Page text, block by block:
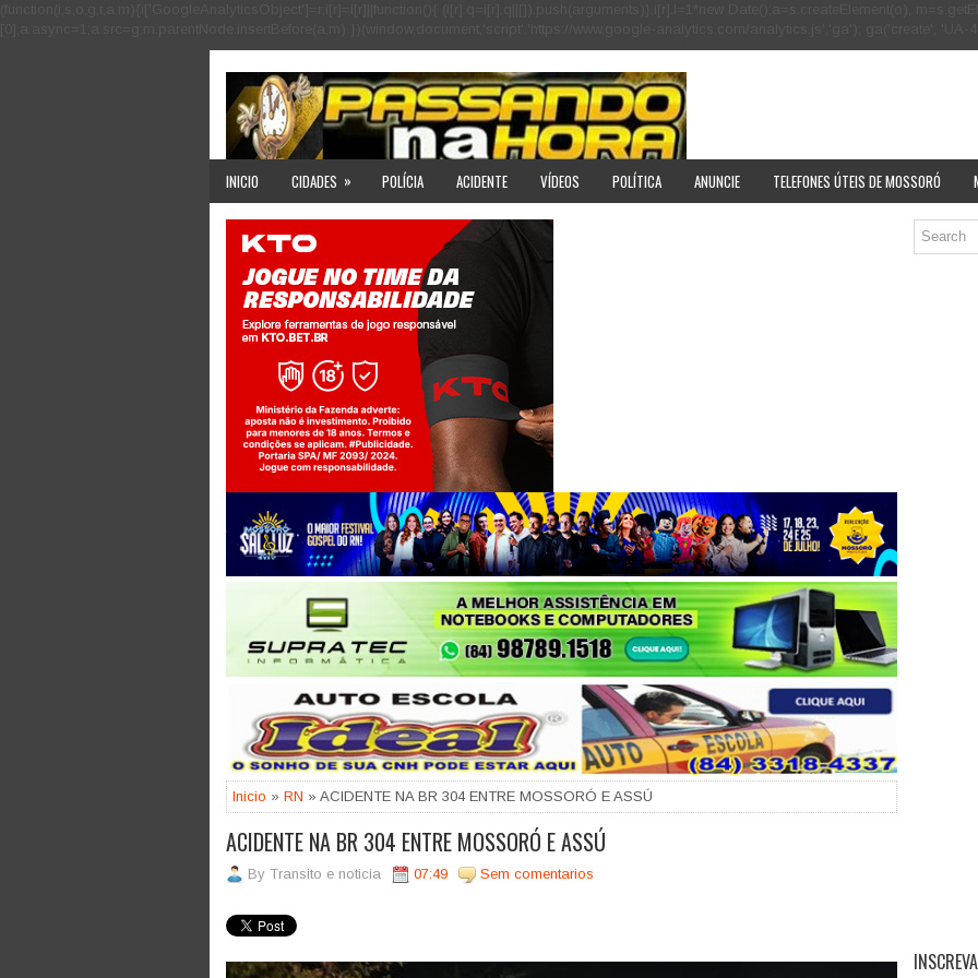
INICIO CIDADES » POLÍCIA ACIDENTE VÍDEOS POLÍTICA ANUNCIE TELEFONES ÚTEIS DE MOSSORÓ
Jogue com responsabilidade. 18+
Inicio » RN » ACIDENTE NA BR 304 ENTRE MOSSORÓ E ASSÚ
ACIDENTE NA BR 304 ENTRE MOSSORÓ E ASSÚ
By Transito e noticia 07:49 Sem comentarios